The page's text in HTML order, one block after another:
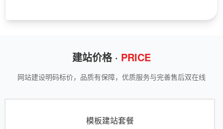
建站价格 · PRICE
网站建设明码标价，品质有保障，优质服务与完善售后双在线
模板建站套餐